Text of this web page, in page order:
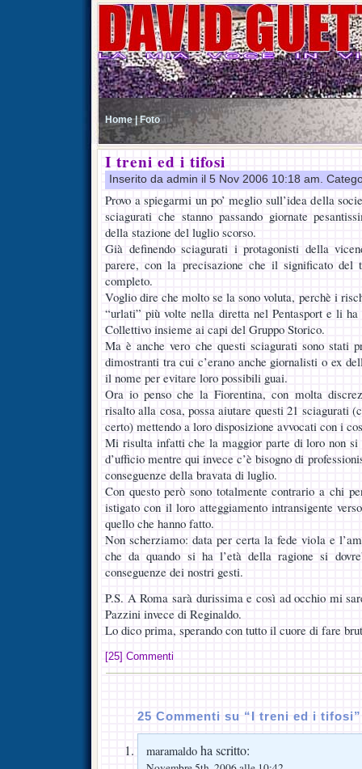
Home | Foto
I treni ed i tifosi
Inserito da admin il 5 Nov 2006 10:18 am.
Provo a spiegarmi un po’ meglio sull’idea della
sciagurati che stanno passando giornate
della stazione del luglio scorso.
Già definendo sciagurati i protagonisti della
parere, con la precisazione che il significato del
completo.
Voglio dire che molto se la sono voluta, perchè i
“urlati” più volte nella diretta nel Pentasport e li
Collettivo insieme ai capi del Gruppo Storico.
Ma è anche vero che questi sciagurati sono stati
dimostranti tra cui c’erano anche giornalisti o ex
il nome per evitare loro possibili guai.
Ora io penso che la Fiorentina, con molta
risalto alla cosa, possa aiutare questi 21 sciagurati
certo) mettendo a loro disposizione avvocati con i
Mi risulta infatti che la maggior parte di loro non si
d’ufficio mentre qui invece c’è bisogno di
conseguenze della bravata di luglio.
Con questo però sono totalmente contrario a chi
istigato con il loro atteggiamento intransigente
quello che hanno fatto.
Non scherziamo: data per certa la fede viola e
che da quando si ha l’età della ragione si
conseguenze dei nostri gesti.
P.S. A Roma sarà durissima e così ad occhio mi
Pazzini invece di Reginaldo.
Lo dico prima, sperando con tutto il cuore di fare
[25] Commenti
25 Commenti su “I treni ed i tifosi”
maramaldo ha scritto: